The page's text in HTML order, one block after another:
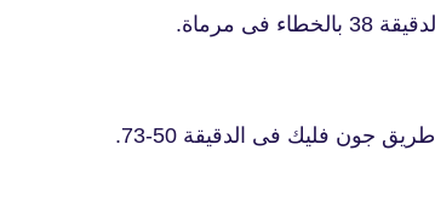
مرماة.
جون فليك فى الدقيقة 50-73.